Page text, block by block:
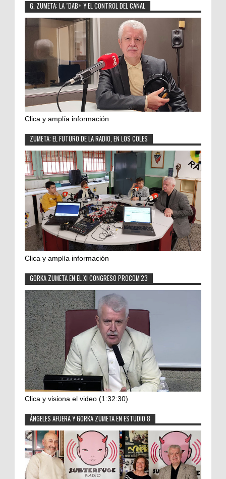
G. ZUMETA: LA "DAB+ Y EL CONTROL DEL CANAL
Clica y amplía información
ZUMETA: EL FUTURO DE LA RADIO, EN LOS COLES
Clica y amplía información
GORKA ZUMETA EN EL XI CONGRESO PROCOM'23
Clica y visiona el video (1:32:30)
ÁNGELES AFUERA Y GORKA ZUMETA EN ESTUDIO 8